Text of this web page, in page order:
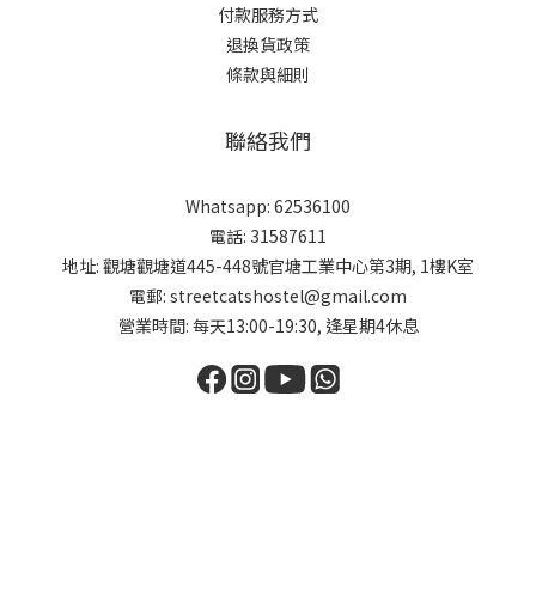
付款服務方式
退換貨政策
條款與細則
聯絡我們
Whatsapp: 62536100
電話: 31587611
地址: 觀塘觀塘道445-448號官塘工業中心第3期, 1樓K室
電郵: streetcatshostel@gmail.com
營業時間: 每天13:00-19:30, 逢星期4休息